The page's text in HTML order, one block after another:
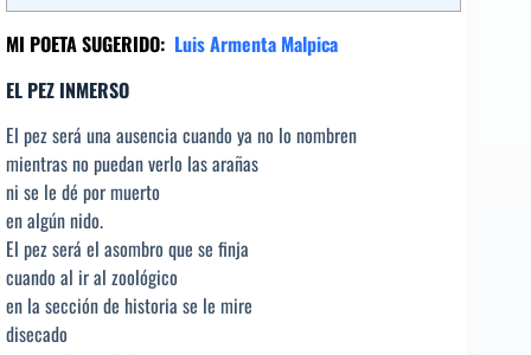
MI POETA SUGERIDO: Luis Armenta Malpica
EL PEZ INMERSO
El pez será una ausencia cuando ya no lo nombren
mientras no puedan verlo las arañas
ni se le dé por muerto
en algún nido.
El pez será el asombro que se finja
cuando al ir al zoológico
en la sección de historia se le mire
disecado